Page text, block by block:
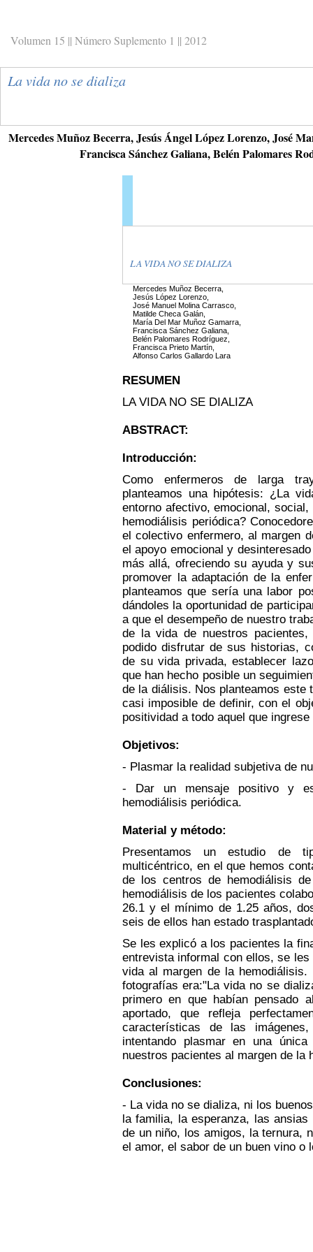
Volumen 15 || Número Suplemento 1 || 2012
La vida no se dializa
Mercedes Muñoz Becerra, Jesús Ángel López Lorenzo, José
Francisca Sánchez Galiana, Belén Palomares
LA VIDA NO SE DIALIZA
Mercedes Muñoz Becerra,
Jesús López Lorenzo,
José Manuel Molina Carrasco,
Matilde Checa Galán,
María Del Mar Muñoz Gamarra,
Francisca Sánchez Galiana,
Belén Palomares Rodríguez,
Francisca Prieto Martín,
Alfonso Carlos Gallardo Lara
RESUMEN
LA VIDA NO SE DIALIZA
ABSTRACT:
Introducción:
Como enfermeros de larga
planteamos una hipótesis: ¿La
entorno afectivo, emocional,
hemodiálisis periódica?
el colectivo enfermero, al margen
el apoyo emocional y
más allá, ofreciendo su ayuda y
promover la adaptación de la
planteamos que sería una labor
dándoles la oportunidad de
a que el desempeño de nuestro
de la vida de nuestros pacientes,
podido disfrutar de sus historias,
de su vida privada, establecer
que han hecho posible un
de la diálisis. Nos planteamos este
casi imposible de definir, con el
positividad a todo aquel que
Objetivos:
- Plasmar la realidad subjetiva de
- Dar un mensaje positivo y
hemodiálisis periódica.
Material y método:
Presentamos un estudio de
multicéntrico, en el que hemos
de los centros de hemodiálisis
hemodiálisis de los pacientes
26.1 y el mínimo de 1.25 años,
seis de ellos han estado
Se les explicó a los pacientes la
entrevista informal con ellos, se
vida al margen de la
fotografías era:"La vida no se
primero en que habían pensado
aportado, que refleja
características de las
intentando plasmar en una
nuestros pacientes al margen de la
Conclusiones:
- La vida no se dializa, ni los
la familia, la esperanza, las
de un niño, los amigos, la ternura,
el amor, el sabor de un buen vino o